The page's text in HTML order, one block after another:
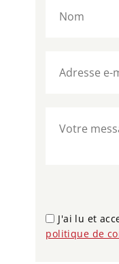
J'ai lu et
politique de